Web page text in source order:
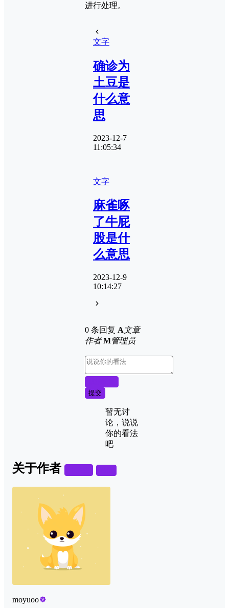
进行处理。
文字
确诊为
土豆是
什么意
思
2023-12-7
11:05:34
文字
麻雀啄
了牛屁
股是什
么意思
2023-12-9
10:14:27
0 条回复 A文章
作者 M管理员
提交
暂无讨
论，说说
你的看法
吧
关于作者
moyuoo